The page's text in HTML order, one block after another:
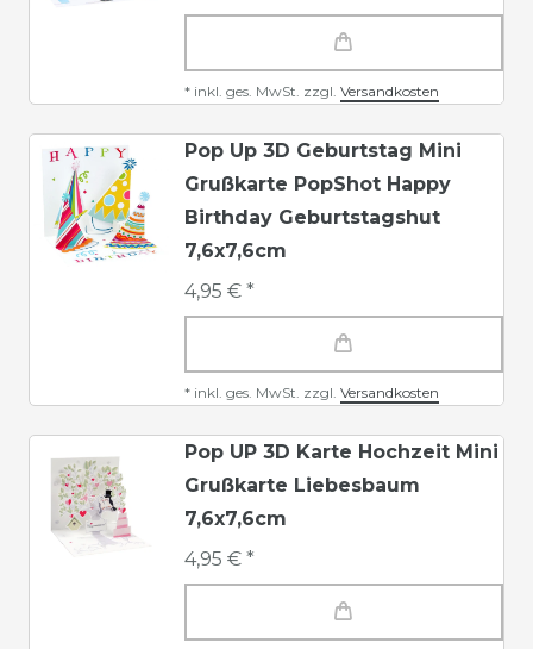
* inkl. ges. MwSt. zzgl. Versandkosten
Pop Up 3D Geburtstag Mini
Grußkarte PopShot Happy
Birthday Geburtstagshut
7,6x7,6cm
4,95 € *
* inkl. ges. MwSt. zzgl. Versandkosten
Pop UP 3D Karte Hochzeit Mini
Grußkarte Liebesbaum
7,6x7,6cm
4,95 € *